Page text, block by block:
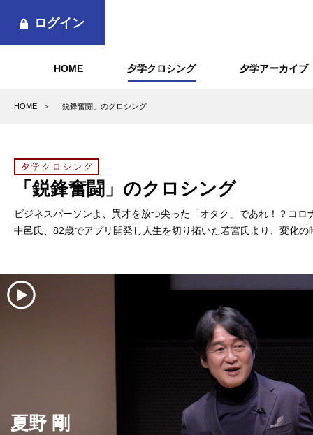
HOME 夕学クロシング 夕学アーカイブ
ログイン
HOME 「鋭鋒奮闘」のクロシング
夕学クロシング
「鋭鋒奮闘」のクロシング
ビジネスパーソンよ、異才を放つ尖った「オタク」であれ！？コ
中邑氏、82歳でアプリ開発し人生を切り拓いた若宮氏より、変化
夏野 剛